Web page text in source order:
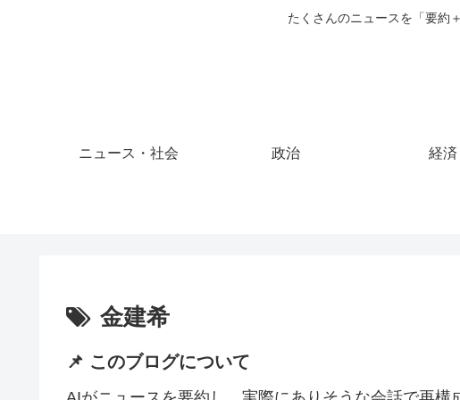
たくさんのニュースを「要約
ニュース・社会 政治 経済
金建希
📌 このブログについて